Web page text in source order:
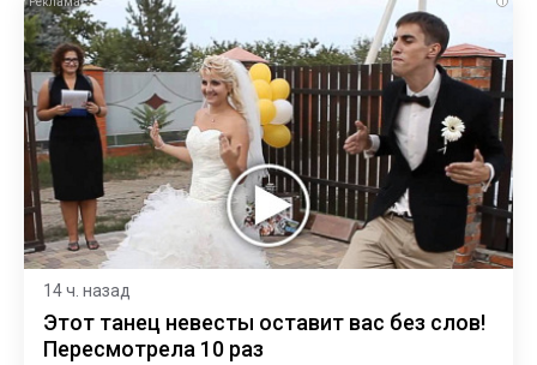
14 ч. назад
Этот танец невесты оставит вас без слов!
Пересмотрела 10 раз